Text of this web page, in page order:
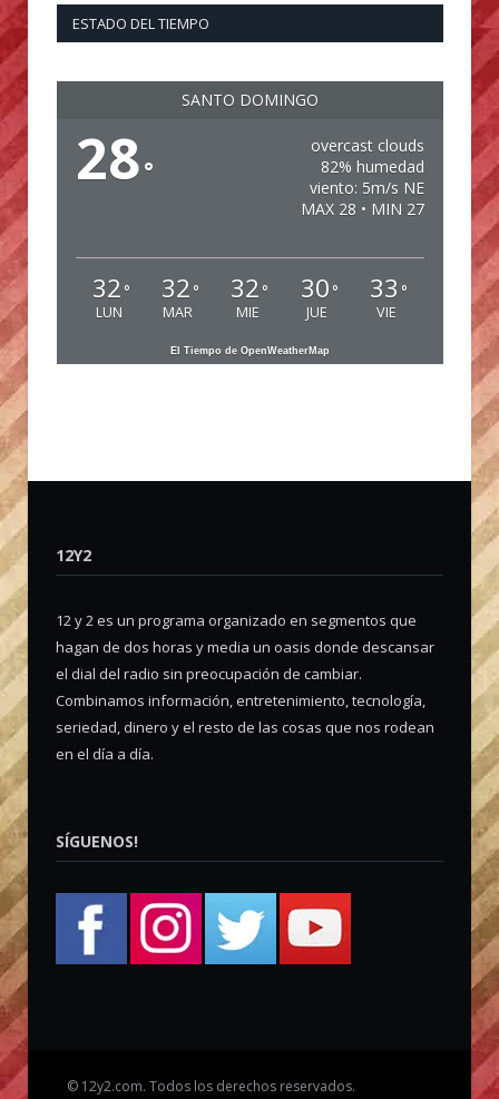
ESTADO DEL TIEMPO
SANTO DOMINGO
28°
overcast clouds
82% humedad
viento: 5m/s NE
MAX 28 • MIN 27
32 °
LUN
32 °
MAR
32 °
MIE
30 °
JUE
33 °
VIE
El Tiempo de OpenWeatherMap
12Y2
12 y 2 es un programa organizado en segmentos que
hagan de dos horas y media un oasis donde descansar
el dial del radio sin preocupación de cambiar.
Combinamos información, entretenimiento, tecnología,
seriedad, dinero y el resto de las cosas que nos rodean
en el día a día.
SÍGUENOS!
© 12y2.com. Todos los derechos reservados.